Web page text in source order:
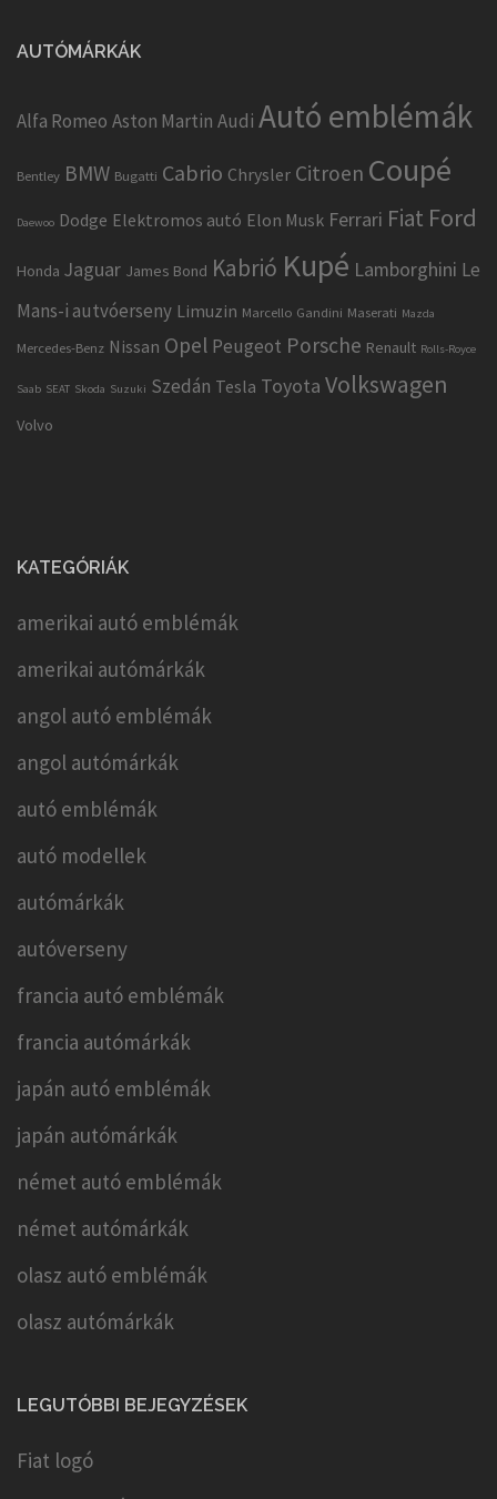
AUTÓMÁRKÁK
Alfa Romeo Aston Martin Audi Autó emblémák
Bentley BMW Bugatti Cabrio Chrysler Citroen Coupé
Daewoo Dodge Elektromos autó Elon Musk Ferrari Fiat Ford
Honda Jaguar James Bond Kabrió Kupé Lamborghini Le
Mans-i autvóerseny Limuzin Marcello Gandini Maserati Mazda
Mercedes-Benz Nissan Opel Peugeot Porsche Renault Rolls-Royce
Saab SEAT Skoda Suzuki Szedán Tesla Toyota Volkswagen
Volvo
KATEGÓRIÁK
amerikai autó emblémák
amerikai autómárkák
angol autó emblémák
angol autómárkák
autó emblémák
autó modellek
autómárkák
autóverseny
francia autó emblémák
francia autómárkák
japán autó emblémák
japán autómárkák
német autó emblémák
német autómárkák
olasz autó emblémák
olasz autómárkák
LEGUTÓBBI BEJEGYZÉSEK
Fiat logó